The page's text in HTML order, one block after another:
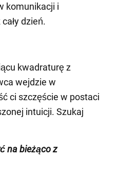
komunikacji i
dzień.
kwadraturę z
wejdzie w
ci szczęście w postaci
intuicji. Szukaj
na bieżąco z